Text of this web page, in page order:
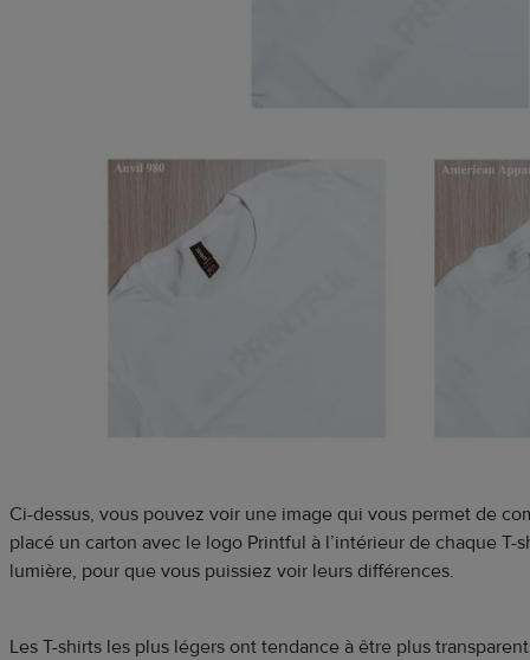
Ci-dessus, vous pouvez voir une image qui vous permet de
placé un carton avec le logo Printful à l’intérieur de chaque
lumière, pour que vous puissiez voir leurs différences.
Les T-shirts les plus légers ont tendance à être plus